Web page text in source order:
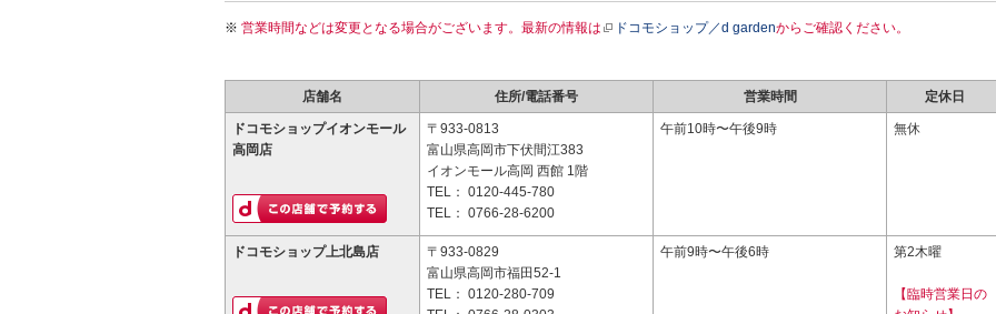
営業時間などは変更となる場合がございます。最新の情報は ドコモショップ／d gardenからご確認ください。
店舗名 住所/電話番号 営業時間 定休日
ドコモショップイオンモール
高岡店
〒933-0813
富山県高岡市下伏間江383
イオンモール高岡 西館 1階
TEL： 0120-445-780
TEL： 0766-28-6200
午前10時〜午後9時 無休
ドコモショップ上北島店
〒933-0829
富山県高岡市福田52-1
TEL： 0120-280-709
午前9時〜午後6時 第2木曜
【臨時営業日の